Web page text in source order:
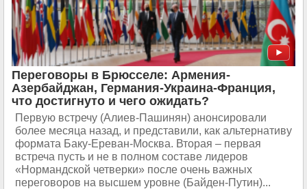
Переговоры в Брюсселе: Армения-
Азербайджан, Германия-Украина-Франция,
что достигнуто и чего ожидать?
Первую встречу (Алиев-Пашинян) анонсировали
более месяца назад, и представили, как альтернативу
формата Баку-Ереван-Москва. Вторая – первая
встреча пусть и не в полном составе лидеров
«Нормандской четверки» после очень важных
переговоров на высшем уровне (Байден-Путин)...